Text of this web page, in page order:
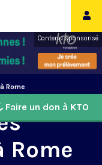
Contenu sponsorisé
Rome
Faire un don à KTO
Rome